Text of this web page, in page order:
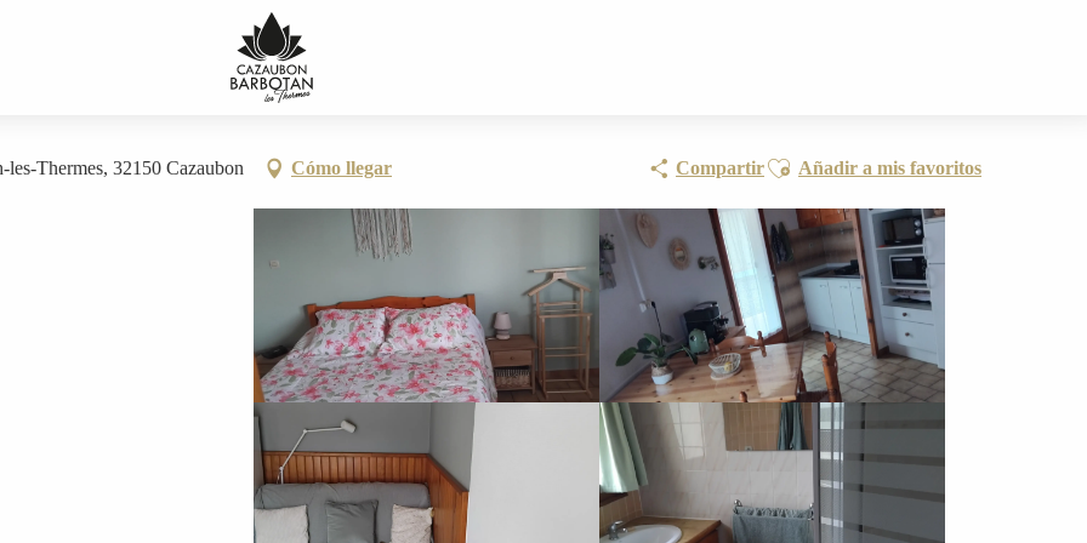
les-Thermes, 32150 Cazaubon Cómo llegar CompartirAjouter aux favoris
Añadir a mis favoritos